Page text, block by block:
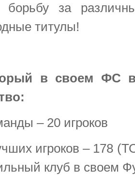
борьбу за
титулы!
в своем ФС
– 20 игроков
игроков – 178
клуб в своем